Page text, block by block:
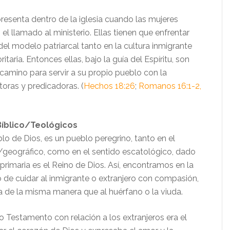
dentro de la iglesia cuando las mujeres
el llamado al ministerio. Ellas tienen que enfrentar
modelo patriarcal tanto en la cultura inmigrante
Entonces ellas, bajo la guía del Espíritu, son
para servir a su propio pueblo con la
y predicadoras. (Hechos 18:26; Romanos 16:1-2,
Teológicos
de Dios, es un pueblo peregrino, tanto en el
como en el sentido escatológico, dado
es el Reino de Dios. Así, encontramos en la
cuidar al inmigrante o extranjero con compasión,
de la misma manera que al huérfano o la viuda.
Testamento con relación a los extranjeros era el